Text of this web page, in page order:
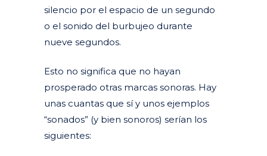
silencio por el espacio de un segundo
o el sonido del burbujeo durante
nueve segundos.
Esto no significa que no hayan
prosperado otras marcas sonoras. Hay
unas cuantas que sí y unos ejemplos
“sonados” (y bien sonoros) serían los
siguientes: